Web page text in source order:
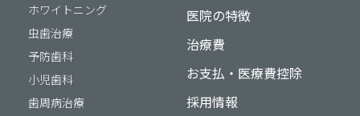
ホワイトニング
虫歯治療
予防歯科
小児歯科
歯周病治療
医院の特徴
治療費
お支払・医療費控除
採用情報